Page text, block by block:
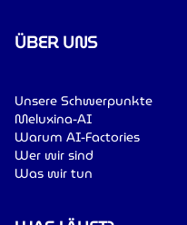
ÜBER UNS
Unsere Schwerpunkte
Meluxina-AI
Warum AI-Factories
Wer wir sind
Was wir tun